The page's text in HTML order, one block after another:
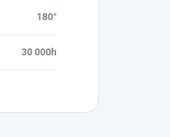
180°
30 000h